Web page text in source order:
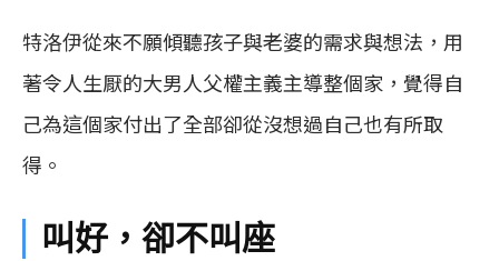
特洛伊從來不願傾聽孩子與老婆的需求與想法，用
著令人生厭的大男人父權主義主導整個家，覺得自
己為這個家付出了全部卻從沒想過自己也有所取
得。
叫好，卻不叫座